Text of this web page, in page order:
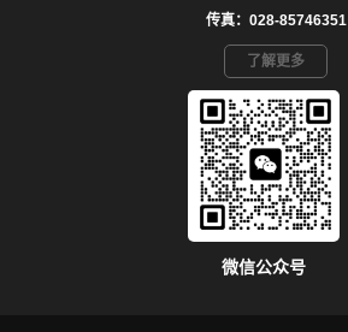
传真：028-85746351
了解更多
微信公众号